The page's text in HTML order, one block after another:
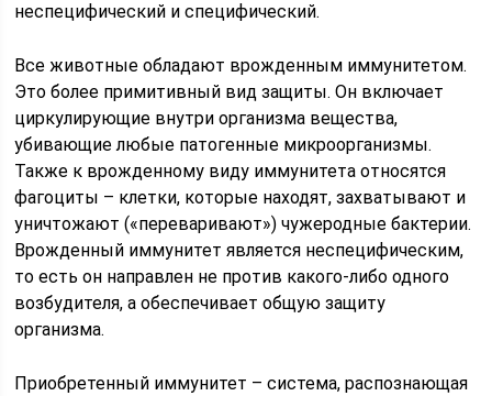
неспецифический и специфический.
Все животные обладают врожденным иммунитетом.
Это более примитивный вид защиты. Он включает
циркулирующие внутри организма вещества,
убивающие любые патогенные микроорганизмы.
Также к врожденному виду иммунитета относятся
фагоциты – клетки, которые находят, захватывают и
уничтожают («переваривают») чужеродные бактерии.
Врожденный иммунитет является неспецифическим,
то есть он направлен не против какого-либо одного
возбудителя, а обеспечивает общую защиту
организма.
Приобретенный иммунитет – система, распознающая